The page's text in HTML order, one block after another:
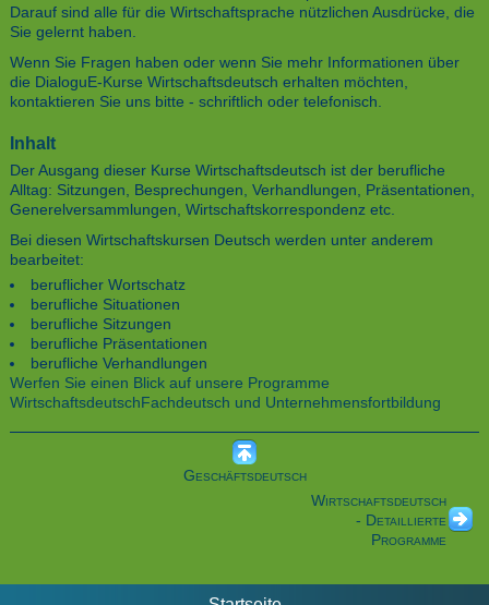
Darauf sind alle für die Wirtschaftsprache nützlichen Ausdrücke, die
Sie gelernt haben.
Wenn Sie Fragen haben oder wenn Sie mehr Informationen über
die DialoguE-Kurse Wirtschaftsdeutsch erhalten möchten,
kontaktieren Sie uns bitte - schriftlich oder telefonisch.
Inhalt
Der Ausgang dieser Kurse Wirtschaftsdeutsch ist der berufliche
Alltag: Sitzungen, Besprechungen, Verhandlungen, Präsentationen,
Generelversammlungen, Wirtschaftskorrespondenz etc.
Bei diesen Wirtschaftskursen Deutsch werden unter anderem
bearbeitet:
beruflicher Wortschatz
berufliche Situationen
berufliche Sitzungen
berufliche Präsentationen
berufliche Verhandlungen
Werfen Sie einen Blick auf unsere Programme
WirtschaftsdeutschFachdeutsch und Unternehmensfortbildung
Geschäftsdeutsch
Wirtschaftsdeutsch
- Detaillierte
Programme